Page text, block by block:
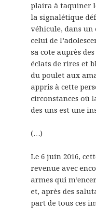
plaira à taquiner
la signalétique
véhicule, dans
celui de
sa cote auprès
éclats de rires et
du poulet aux
appris à cette
circonstances où
des uns est une
(…)
Le 6 juin 2016,
revenue avec
armes qui
et, après des
part de tous ces